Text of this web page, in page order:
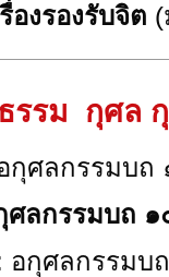
องรองรับจิต
รรม กุศล
กุศลกรรมบถ
ศลกรรมบถ
อกุศลกรรมบ